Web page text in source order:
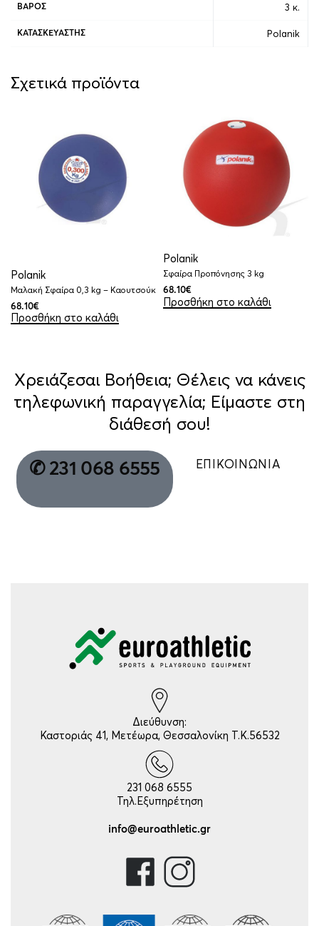
ΒΆΡΟΣ 3 κ.
ΚΑΤΑΣΚΕΥΑΣΤΉΣ Polanik
Σχετικά προϊόντα
Polanik
Μαλακή Σφαίρα 0,3 kg – Καουτσούκ
68.10€
Προσθήκη στο καλάθι
Polanik
Σφαίρα Προπόνησης 3 kg
68.10€
Προσθήκη στο καλάθι
Χρειάζεσαι Βοήθεια; Θέλεις να κάνεις
τηλεφωνική παραγγελία; Είμαστε στη
διάθεσή σου!
✆ 231 068 6555 ΕΠΙΚΟΙΝΩΝΙΑ
Διεύθυνση:
Καστοριάς 41, Μετέωρα, Θεσσαλονίκη Τ.Κ.56532
231 068 6555
Τηλ.Εξυπηρέτηση
info@euroathletic.gr